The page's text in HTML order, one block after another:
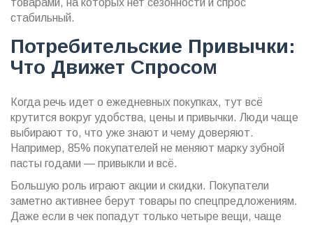
товарами, на которых нет сезонности и спрос
стабильный.
Потребительские Привычки:
Что Движет Спросом
Когда речь идет о ежедневных покупках, тут всё
крутится вокруг удобства, цены и привычки. Люди чаще
выбирают то, что уже знают и чему доверяют.
Например, 85% покупателей не меняют марку зубной
пасты годами — привыкли и всё.
Большую роль играют акции и скидки. Покупатели
заметно активнее берут товары по спецпредложениям.
Даже если в чек попадут только четыре вещи, чаще